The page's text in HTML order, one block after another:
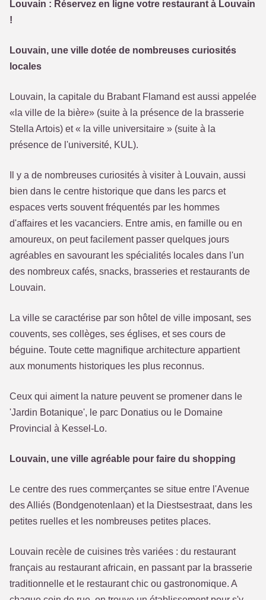
Louvain : Réservez en ligne votre restaurant à Louvain
!
Louvain, une ville dotée de nombreuses curiosités
locales
Louvain, la capitale du Brabant Flamand est aussi appelée
«la ville de la bière» (suite à la présence de la brasserie
Stella Artois) et « la ville universitaire » (suite à la
présence de l'université, KUL).
Il y a de nombreuses curiosités à visiter à Louvain, aussi
bien dans le centre historique que dans les parcs et
espaces verts souvent fréquentés par les hommes
d'affaires et les vacanciers. Entre amis, en famille ou en
amoureux, on peut facilement passer quelques jours
agréables en savourant les spécialités locales dans l'un
des nombreux cafés, snacks, brasseries et restaurants de
Louvain.
La ville se caractérise par son hôtel de ville imposant, ses
couvents, ses collèges, ses églises, et ses cours de
béguine. Toute cette magnifique architecture appartient
aux monuments historiques les plus reconnus.
Ceux qui aiment la nature peuvent se promener dans le
'Jardin Botanique', le parc Donatius ou le Domaine
Provincial à Kessel-Lo.
Louvain, une ville agréable pour faire du shopping
Le centre des rues commerçantes se situe entre l'Avenue
des Alliés (Bondgenotenlaan) et la Diestsestraat, dans les
petites ruelles et les nombreuses petites places.
Louvain recèle de cuisines très variées : du restaurant
français au restaurant africain, en passant par la brasserie
traditionnelle et le restaurant chic ou gastronomique. A